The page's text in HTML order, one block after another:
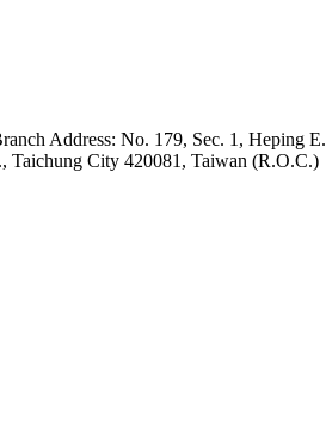
Address: No. 179, Sec. 1, Heping E.
Taichung City 420081, Taiwan (R.O.C.)